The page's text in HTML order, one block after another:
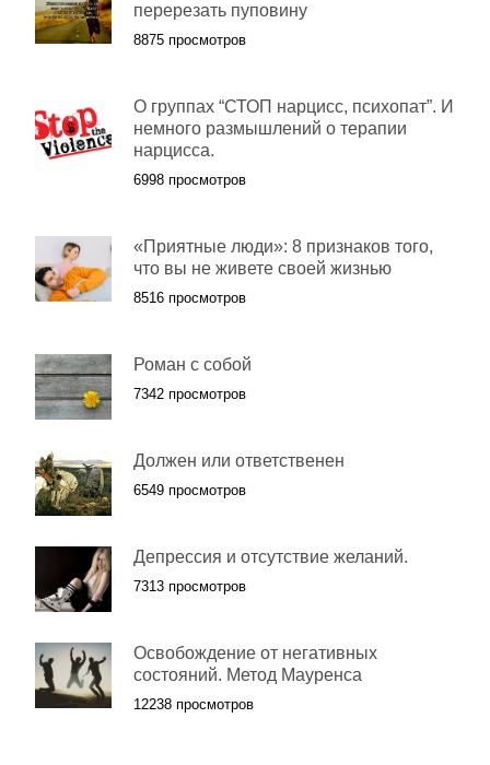
перерезать пуповину
8875 просмотров
О группах “СТОП нарцисс, психопат”. И
немного размышлений о терапии
нарцисса.
6998 просмотров
«Приятные люди»: 8 признаков того,
что вы не живете своей жизнью
8516 просмотров
Роман с собой
7342 просмотров
Должен или ответственен
6549 просмотров
Депрессия и отсутствие желаний.
7313 просмотров
Освобождение от негативных
состояний. Метод Мауренса
12238 просмотров